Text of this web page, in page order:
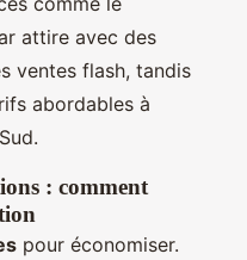
attire avec des
ventes flash, tandis
abordables à
: comment
pour économiser.